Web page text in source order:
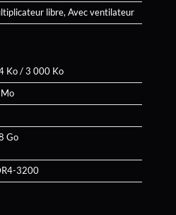
libre, Avec ventilateur
Ko / 3 000 Ko
Go
3200